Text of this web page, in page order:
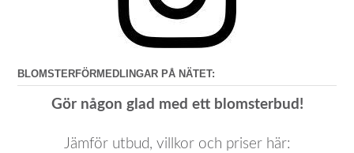
BLOMSTERFÖRMEDLINGAR PÅ NÄTET:
Gör någon glad med ett blomsterbud!
Jämför utbud, villkor och priser här: